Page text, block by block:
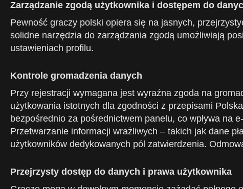
Zarządzanie zgodą użytkownika i dostępem do
Pewność graczy polski opiera się na jasnych,
solidne narzędzia do zarządzania zgodą umożliwiają
ustawieniach profilu.
Kontrole gromadzenia danych
Przy rejestracji wymagana jest wyraźna zgoda na
użytkowania istotnych dla zgodności z przepisami
bezpośrednio za pośrednictwem panelu, co wpływa na
Przetwarzanie informacji wrażliwych – takich jak dane
użytkowników dedykowanych pól zatwierdzenia.
Przejrzysty dostęp do danych i prawa użytkownika